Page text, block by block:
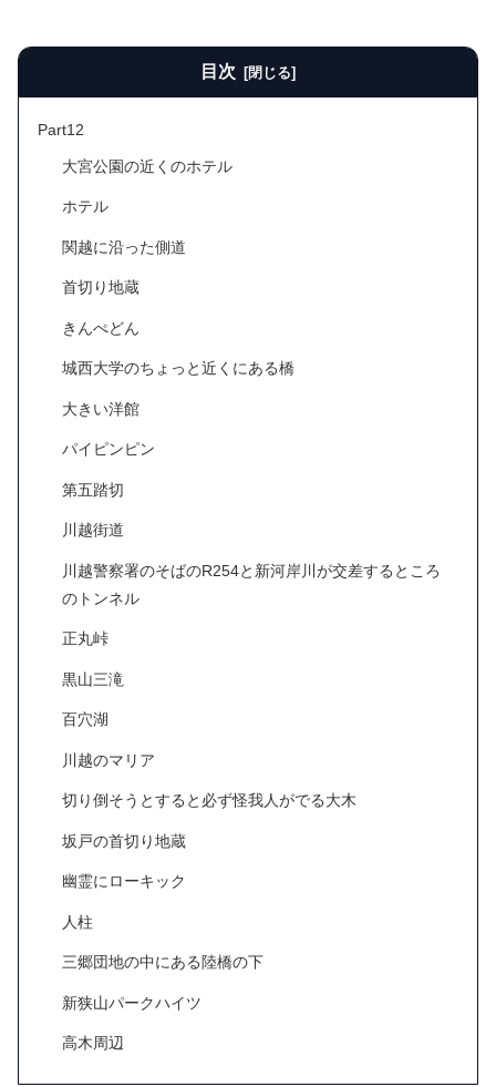
目次
Part12
大宮公園の近くのホテル
ホテル
関越に沿った側道
首切り地蔵
きんぺどん
城西大学のちょっと近くにある橋
大きい洋館
パイピンピン
第五踏切
川越街道
川越警察署のそばのR254と新河岸川が交差するところ
のトンネル
正丸峠
黒山三滝
百穴湖
川越のマリア
切り倒そうとすると必ず怪我人がでる大木
坂戸の首切り地蔵
幽霊にローキック
人柱
三郷団地の中にある陸橋の下
新狭山パークハイツ
高木周辺